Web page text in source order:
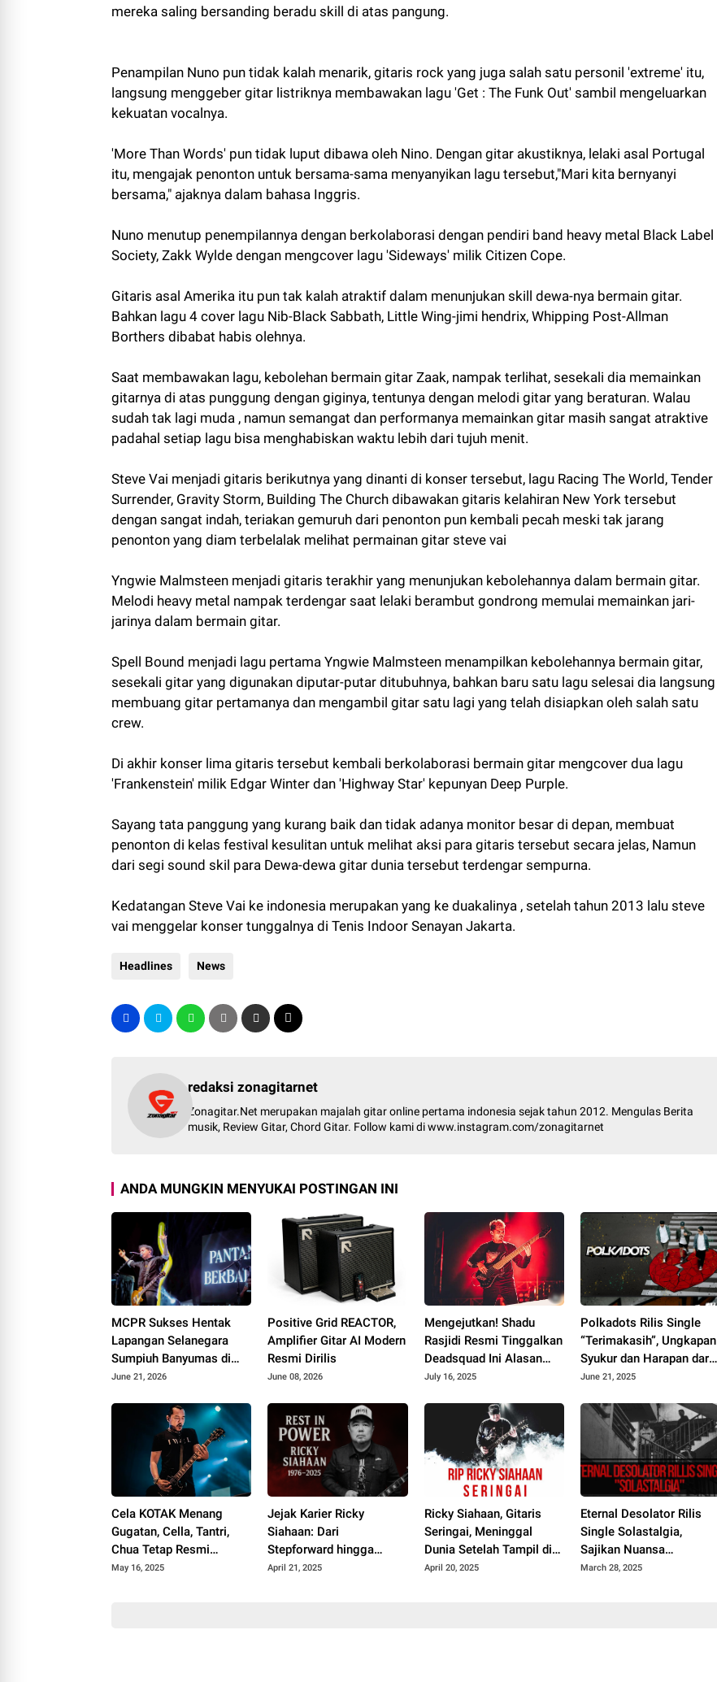
mereka saling bersanding beradu skill di atas pangung.
Penampilan Nuno pun tidak kalah menarik, gitaris rock yang juga salah satu personil 'extreme' itu,
langsung menggeber gitar listriknya membawakan lagu 'Get : The Funk Out' sambil mengeluarkan
kekuatan vocalnya.
'More Than Words' pun tidak luput dibawa oleh Nino. Dengan gitar akustiknya, lelaki asal Portugal
itu, mengajak penonton untuk bersama-sama menyanyikan lagu tersebut,"Mari kita bernyanyi
bersama," ajaknya dalam bahasa Inggris.
Nuno menutup penempilannya dengan berkolaborasi dengan pendiri band heavy metal Black Label
Society, Zakk Wylde dengan mengcover lagu 'Sideways' milik Citizen Cope.
Gitaris asal Amerika itu pun tak kalah atraktif dalam menunjukan skill dewa-nya bermain gitar.
Bahkan lagu 4 cover lagu Nib-Black Sabbath, Little Wing-jimi hendrix, Whipping Post-Allman
Borthers dibabat habis olehnya.
Saat membawakan lagu, kebolehan bermain gitar Zaak, nampak terlihat, sesekali dia memainkan
gitarnya di atas punggung dengan giginya, tentunya dengan melodi gitar yang beraturan. Walau
sudah tak lagi muda , namun semangat dan performanya memainkan gitar masih sangat atraktive
padahal setiap lagu bisa menghabiskan waktu lebih dari tujuh menit.
Steve Vai menjadi gitaris berikutnya yang dinanti di konser tersebut, lagu Racing The World, Tender
Surrender, Gravity Storm, Building The Church dibawakan gitaris kelahiran New York tersebut
dengan sangat indah, teriakan gemuruh dari penonton pun kembali pecah meski tak jarang
penonton yang diam terbelalak melihat permainan gitar steve vai
Yngwie Malmsteen menjadi gitaris terakhir yang menunjukan kebolehannya dalam bermain gitar.
Melodi heavy metal nampak terdengar saat lelaki berambut gondrong memulai memainkan jari-
jarinya dalam bermain gitar.
Spell Bound menjadi lagu pertama Yngwie Malmsteen menampilkan kebolehannya bermain gitar,
sesekali gitar yang digunakan diputar-putar ditubuhnya, bahkan baru satu lagu selesai dia langsung
membuang gitar pertamanya dan mengambil gitar satu lagi yang telah disiapkan oleh salah satu
crew.
Di akhir konser lima gitaris tersebut kembali berkolaborasi bermain gitar mengcover dua lagu
'Frankenstein' milik Edgar Winter dan 'Highway Star' kepunyan Deep Purple.
Sayang tata panggung yang kurang baik dan tidak adanya monitor besar di depan, membuat
penonton di kelas festival kesulitan untuk melihat aksi para gitaris tersebut secara jelas, Namun
dari segi sound skil para Dewa-dewa gitar dunia tersebut terdengar sempurna.
Kedatangan Steve Vai ke indonesia merupakan yang ke duakalinya , setelah tahun 2013 lalu steve
vai menggelar konser tunggalnya di Tenis Indoor Senayan Jakarta.
Headlines News
redaksi zonagitarnet
Zonagitar.Net merupakan majalah gitar online pertama indonesia sejak tahun 2012. Mengulas Berita
musik, Review Gitar, Chord Gitar. Follow kami di www.instagram.com/zonagitarnet
ANDA MUNGKIN MENYUKAI POSTINGAN INI
MCPR Sukses Hentak
Lapangan Selanegara
Sumpiuh Banyumas di
Ajang 76 Silaturahmi
June 21, 2026
Positive Grid REACTOR,
Amplifier Gitar AI Modern
Resmi Dirilis
June 08, 2026
Mengejutkan! Shadu
Rasjidi Resmi Tinggalkan
Deadsquad Ini Alasan
Sebenarnya
July 16, 2025
Polkadots Rilis Single
“Terimakasih”, Ungkapan
Syukur dan Harapan dari
Album Heartbreak
June 21, 2025
Cela KOTAK Menang
Gugatan, Cella, Tantri,
Chua Tetap Resmi
Sebagai KOTAK
May 16, 2025
Jejak Karier Ricky
Siahaan: Dari
Stepforward hingga
Menjadi Ikon Metal di
April 21, 2025
Ricky Siahaan, Gitaris
Seringai, Meninggal
Dunia Setelah Tampil di
Jepang
April 20, 2025
Eternal Desolator Rilis
Single Solastalgia,
Sajikan Nuansa
Emosional yang
March 28, 2025